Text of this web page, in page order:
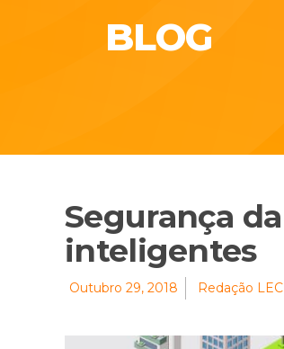
BLOG
Segurança
inteligentes
Outubro 29, 2018 Redação LEC